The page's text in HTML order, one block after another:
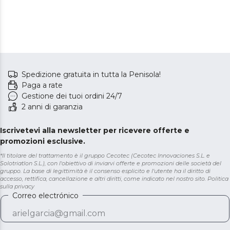
Spedizione gratuita in tutta la Penisola!
Paga a rate
Gestione dei tuoi ordini 24/7
2 anni di garanzia
Iscrivetevi alla newsletter per ricevere offerte e
promozioni esclusive.
*Il titolare del trattamento è il gruppo Cecotec (Cecotec Innovaciones S.L. e
Solotriatlon S.L.), con l'obiettivo di inviarvi offerte e promozioni delle società del
gruppo. La base di legittimità è il consenso esplicito e l'utente ha il diritto di
accesso, rettifica, cancellazione e altri diritti, come indicato nel nostro sito. Politica
sulla privacy
Correo electrónico